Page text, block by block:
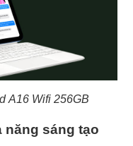
A16 Wifi 256GB
năng sáng tạo